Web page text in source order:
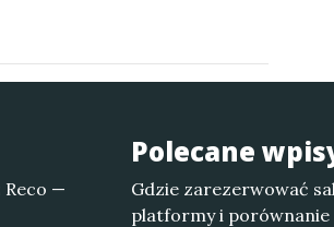
Reco —
Polecane
Gdzie zarezerwować
platformy i